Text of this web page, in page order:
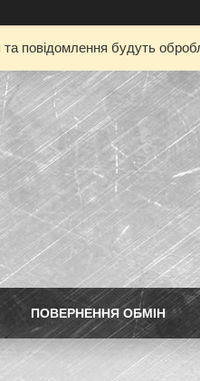
повідомлення будуть
ПОВЕРНЕННЯ ОБМІН